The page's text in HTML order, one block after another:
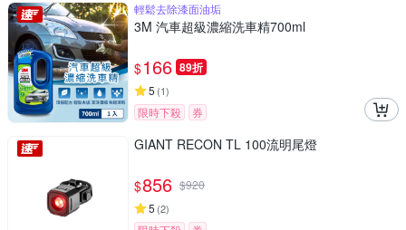
輕鬆去除漆面油垢
3M 汽車超級濃縮洗車精700ml
$166 89折
5 (1)
限時下殺 券
GIANT RECON TL 100流明尾燈
$856 $920
5 (2)